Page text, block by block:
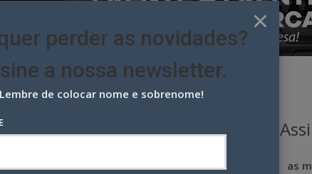
MARKETING DA REDE MARISA
marketing da rede
as
×
perder as novidades?
a nossa newsletter.
Lembre de colocar nome e sobrenome!